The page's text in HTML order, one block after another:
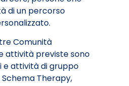
di un percorso
Comunità
attività previste sono
e attività di gruppo
Therapy,